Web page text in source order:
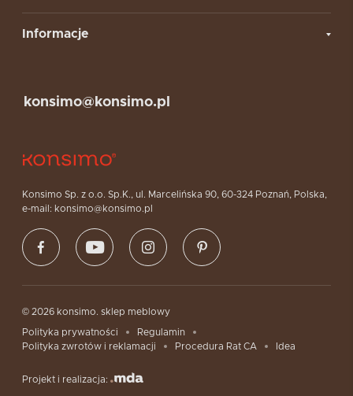
Informacje
Konsimo Sp. z o.o. Sp.K., ul. Marcelińska 90, 60-324 Poznań, Polska,
e-mail: konsimo@konsimo.pl
konsimo@konsimo.pl
© 2026 konsimo. sklep meblowy
Polityka prywatności
Regulamin
Polityka zwrotów i reklamacji
Procedura Rat CA Idea
Projekt i realizacja: